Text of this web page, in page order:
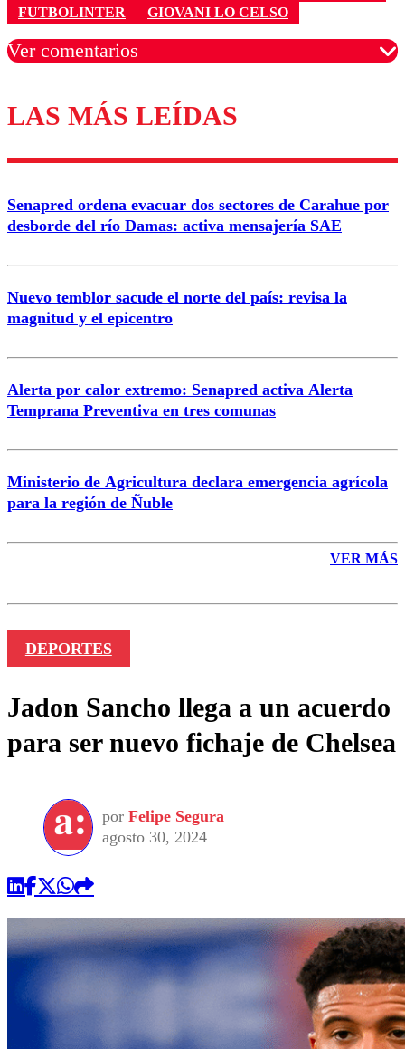
FUTBOLINTER
GIOVANI LO CELSO
Ver comentarios
Los comentarios son moderados para garantizar un
diálogo respetuoso.
Nombre
Correo
LAS MÁS LEÍDAS
Senapred ordena evacuar dos sectores de Carahue por
desborde del río Damas: activa mensajería SAE
Nuevo temblor sacude el norte del país: revisa la
magnitud y el epicentro
Alerta por calor extremo: Senapred activa Alerta
Temprana Preventiva en tres comunas
Ministerio de Agricultura declara emergencia agrícola
para la región de Ñuble
VER MÁS
DEPORTES
Jadon Sancho llega a un acuerdo
para ser nuevo fichaje de Chelsea
por Felipe Segura
agosto 30, 2024